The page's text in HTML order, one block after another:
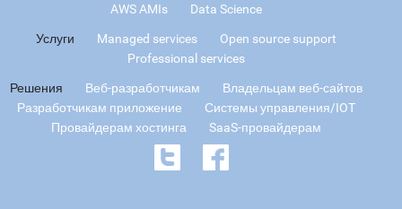
AWS AMIs
Data Science
Услуги Managed services
Open source support
Professional services
Решения Веб-разработчикам
Владельцам веб-сайтов
Разработчикам приложение
Системы управления/IOT
Провайдерам хостинга
SaaS-провайдерам